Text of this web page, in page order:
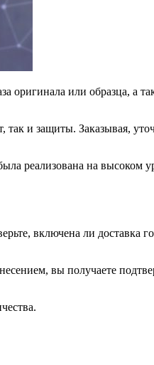
оригинала или образца, а
так и защиты. Заказывая,
реализована на высоком
включена ли доставка
вы получаете